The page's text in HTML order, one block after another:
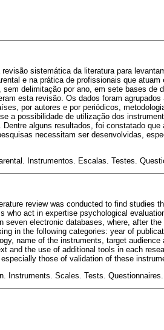
sistemática da literatura para
e na prática de profissionais que
delimitação por ano, em sete bases de
esta revisão. Os dados foram
por autores e por periódicos,
a possibilidade de utilização dos
alguns resultados, foi constatado
necessitam ser desenvolvidas,
Instrumentos. Escalas. Testes.
review was conducted to find studies
who act in expertise psychological
seven electronic databases, where, after
in the following categories: year of
name of the instruments, target
and the use of additional tools in each
those of validation of these
Instruments. Scales. Tests. Questionnaires.